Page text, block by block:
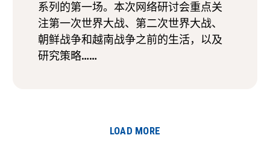
系列的第一场。本次网络研讨会重点关
注第一次世界大战、第二次世界大战、
朝鲜战争和越南战争之前的生活，以及
研究策略……
LOAD MORE